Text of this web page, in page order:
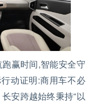
赢时间,智能安全守
动证明:商用车不必
安跨越始终秉持“以